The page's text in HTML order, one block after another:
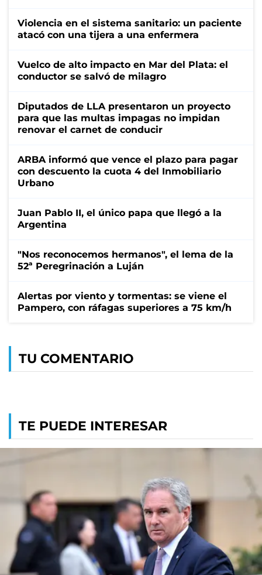
Violencia en el sistema sanitario: un paciente
atacó con una tijera a una enfermera
Vuelco de alto impacto en Mar del Plata: el
conductor se salvó de milagro
Diputados de LLA presentaron un proyecto
para que las multas impagas no impidan
renovar el carnet de conducir
ARBA informó que vence el plazo para pagar
con descuento la cuota 4 del Inmobiliario
Urbano
Juan Pablo II, el único papa que llegó a la
Argentina
"Nos reconocemos hermanos", el lema de la
52ª Peregrinación a Luján
Alertas por viento y tormentas: se viene el
Pampero, con ráfagas superiores a 75 km/h
TU COMENTARIO
TE PUEDE INTERESAR